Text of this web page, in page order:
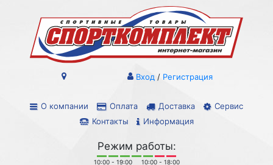
О компании Оплата Доставка
Сервис
Контакты
Информация
Вход / Регистрация
Режим работы:
10:00 - 19:00 10:00 - 18:00